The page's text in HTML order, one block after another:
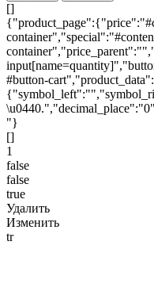
[]
#button-
"}
[]
1
false
false
true
Удалить
Изменить
tr